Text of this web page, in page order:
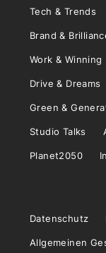
Tech & Trends
Brand &
Work & Winning
Drive & Dreams
Green &
Studio Talks
Planet2050
Datenschutz
Allgemeinen